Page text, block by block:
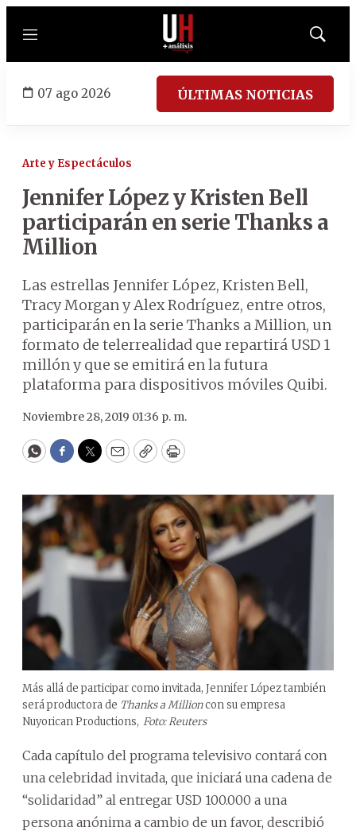
Menú
Mostrar
07 ago 2026 ÚLTIMAS NOTICIAS
Arte y Espectáculos
Jennifer López y Kristen Bell
participarán en serie Thanks a
Million
Las estrellas Jennifer López, Kristen Bell,
Tracy Morgan y Alex Rodríguez, entre otros,
participarán en la serie Thanks a Million, un
formato de telerrealidad que repartirá USD 1
millón y que se emitirá en la futura
plataforma para dispositivos móviles Quibi.
Noviembre 28, 2019 01:36 p. m.
WhatsApp
Facebook
Twitter
EmailCopyPrint
Más allá de participar como invitada, Jennifer López también
será productora de Thanks a Millioncon su empresa
Nuyorican Productions, Foto: Reuters
Cada capítulo del programa televisivo contará con
una celebridad invitada, que iniciará una cadena de
“solidaridad” al entregar USD 100.000 a una
persona anónima a cambio de un favor, describió